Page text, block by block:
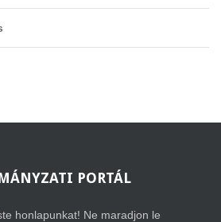
PORTÁL
honlapunkat! Ne maradjon le